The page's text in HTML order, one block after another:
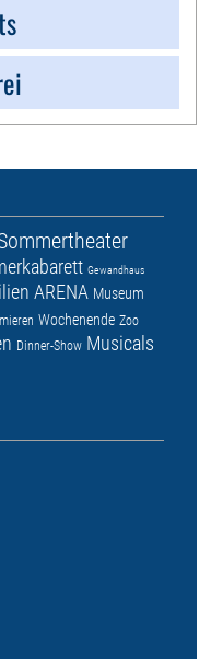
Gewandhaus
ARENA Museum
Wochenende Zoo
Dinner-Show Musicals